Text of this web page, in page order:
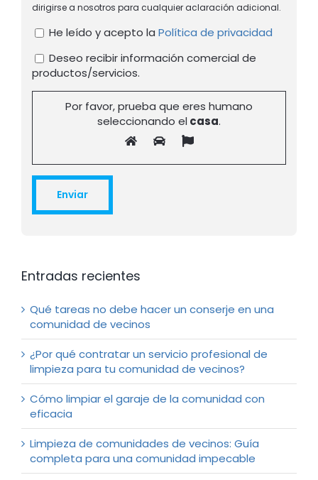
dirigirse a nosotros para cualquier aclaración adicional.
He leído y acepto la Política de privacidad
Deseo recibir información comercial de
productos/servicios.
Por favor, prueba que eres humano
seleccionando el casa.
Entradas recientes
Qué tareas no debe hacer un conserje en una
comunidad de vecinos
¿Por qué contratar un servicio profesional de
limpieza para tu comunidad de vecinos?
Cómo limpiar el garaje de la comunidad con
eficacia
Limpieza de comunidades de vecinos: Guía
completa para una comunidad impecable